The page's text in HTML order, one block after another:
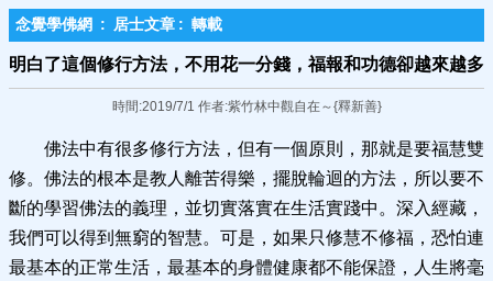
念覺學佛網 : 居士文章 : 轉載
明白了這個修行方法，不用花一分​錢，福報和功德卻越來越多
時間:2019/7/1 作者:紫竹林中觀自在～{釋新善}
佛法中有很多修行方法，但有一個原則，那就是要福慧雙
修。佛法的根本是教人離苦得樂，擺脫輪迴的方法，所以要不
斷的學習佛法的義理，並切實落實在生活實踐中。深入經藏，
我們可以得到無窮的智慧。可是，如果只修慧不修福，恐怕連
最基本的正常生活，最基本的身體健康都不能保證，人生將毫